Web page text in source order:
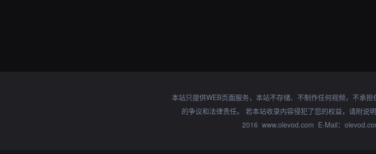
本站只提供WEB页面服务，本站不存储、不制作任何视频，不承
的争议和法律责任。 若本站收录内容侵犯了您的权益，请附说
2016 www.olevod.com E-Mail：